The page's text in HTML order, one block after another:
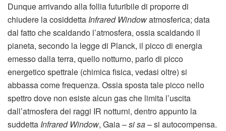
Dunque arrivando alla follia futuribile di proporre di
chiudere la cosiddetta Infrared Windowatmosferica; data
dal fatto che scaldando l’atmosfera, ossia scaldando il
pianeta, secondo la legge di Planck, il picco di energia
emesso dalla terra, quello notturno, parlo di picco
energetico spettrale (chimica fisica, vedasi oltre) si
abbassa come frequenza. Ossia sposta tale picco nello
spettro dove non esiste alcun gas che limita l’uscita
dall’atmosfera dei raggi IR notturni, dentro appunto la
suddetta Infrared Window, Gaia –si sa– si autocompensa.